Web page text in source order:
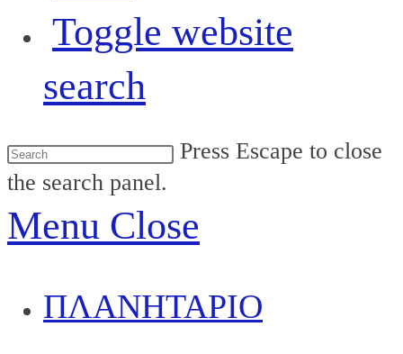
Toggle website
search
Press Escape to close
the search panel.
Menu Close
ΠΛΑΝΗΤΑΡΙΟ